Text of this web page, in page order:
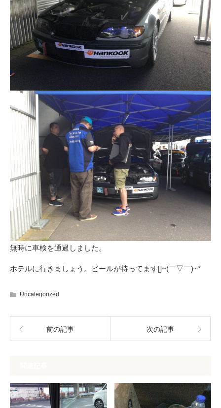
無時に車検を通過しました。
ホテルに行きましょう。ビールが待ってます[]~(￣▽￣)~*
Uncategorized
前の記事 次の記事